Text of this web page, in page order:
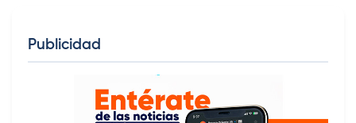
Publicidad